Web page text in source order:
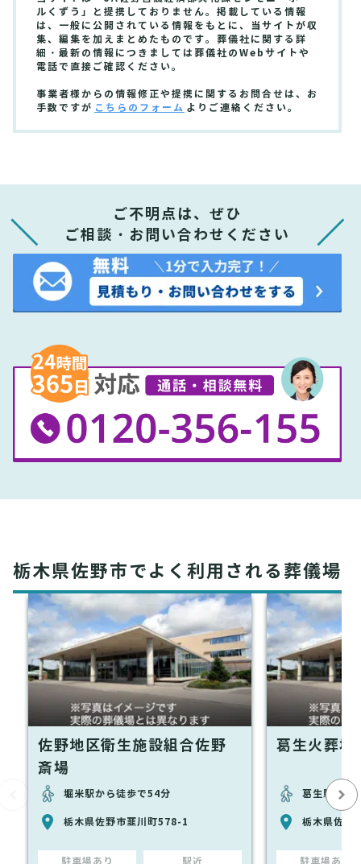
ルくずう」と提携しておりません。掲載している情報
は、一般に公開されている情報をもとに、当サイトが収
集、編集を加えまとめたものです。葬儀社に関する詳
細・最新の情報につきましては葬儀社のWebサイトや
電話で直接ご確認ください。
事業者様からの情報修正や提携に関するお問合せは、お
手数ですが こちらのフォーム よりご連絡ください。
ご不明点は、ぜひ
ご相談・お問い合わせください
栃木県佐野市でよく利用される葬儀場
佐野地区衛生施設組合佐野
斎場
堀米駅から徒歩で54分
栃木県佐野市韮川町578-1
駐車場あり 駅近
葛生火葬場
葛生駅から
栃木県佐野
駐車場あり